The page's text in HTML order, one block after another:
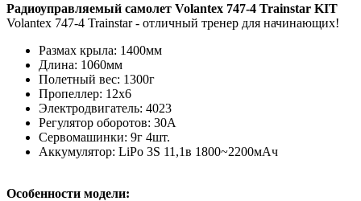
Радиоуправляемый самолет Volantex 747-4 Trainstar KIT
Volantex 747-4 Trainstar - отличный тренер для начинающих!
Размах крыла: 1400мм
Длина: 1060мм
Полетный вес: 1300г
Пропеллер: 12х6
Электродвигатель: 4023
Регулятор оборотов: 30А
Сервомашинки: 9г 4шт.
Аккумулятор: LiPo 3S 11,1в 1800~2200мАч
Особенности модели: